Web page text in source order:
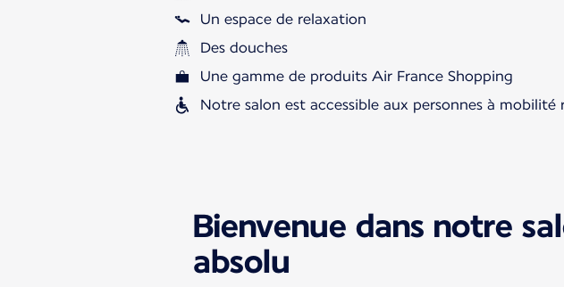
Un espace de relaxation
Des douches
Une gamme de produits Air France Shopping
Notre salon est accessible aux personnes à mobilité
Bienvenue dans notre
absolu